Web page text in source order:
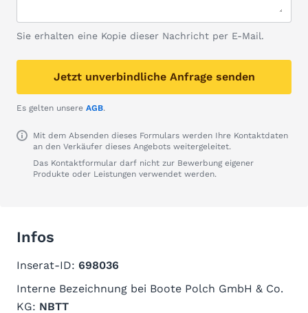
Sie erhalten eine Kopie dieser Nachricht per E-Mail.
Jetzt unverbindliche Anfrage senden
Es gelten unsere AGB.
Mit dem Absenden dieses Formulars werden Ihre Kontaktdaten
an den Verkäufer dieses Angebots weitergeleitet.
Das Kontaktformular darf nicht zur Bewerbung eigener
Produkte oder Leistungen verwendet werden.
Infos
Inserat-ID: 698036
Interne Bezeichnung bei Boote Polch GmbH & Co.
KG: NBTT